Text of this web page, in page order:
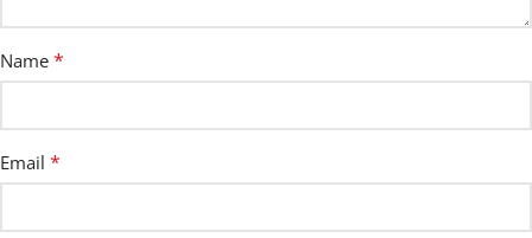
Name *
Email *